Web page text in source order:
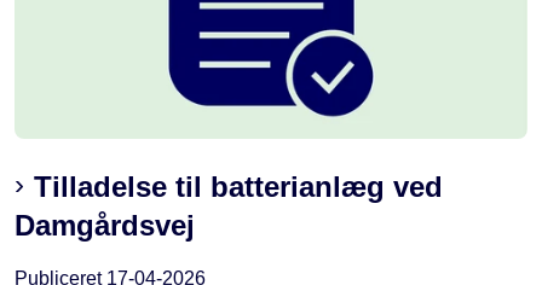
Tilladelse til batterianlæg ved
Damgårdsvej
Publiceret 17-04-2026